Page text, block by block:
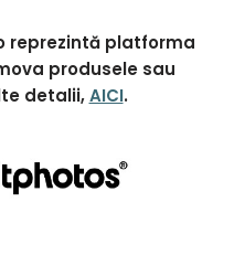
reprezintă platforma
produsele sau
detalii,AICI.